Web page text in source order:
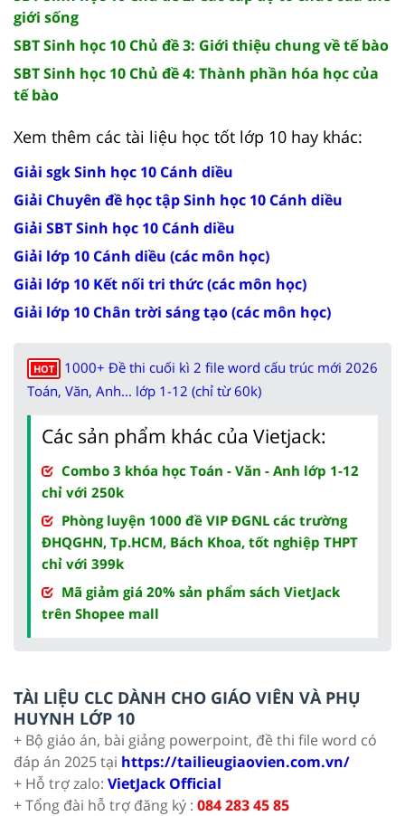
giới sống
SBT Sinh học 10 Chủ đề 3: Giới thiệu chung về tế bào
SBT Sinh học 10 Chủ đề 4: Thành phần hóa học của
tế bào
Xem thêm các tài liệu học tốt lớp 10 hay khác:
Giải sgk Sinh học 10 Cánh diều
Giải Chuyên đề học tập Sinh học 10 Cánh diều
Giải SBT Sinh học 10 Cánh diều
Giải lớp 10 Cánh diều (các môn học)
Giải lớp 10 Kết nối tri thức (các môn học)
Giải lớp 10 Chân trời sáng tạo (các môn học)
HOT
1000+ Đề thi cuối kì 2 file word cấu trúc mới 2026
Toán, Văn, Anh... lớp 1-12 (chỉ từ 60k)
Các sản phẩm khác của Vietjack:
Combo 3 khóa học Toán - Văn - Anh lớp 1-12
chỉ với 250k
Phòng luyện 1000 đề VIP ĐGNL các trường
ĐHQGHN, Tp.HCM, Bách Khoa, tốt nghiệp THPT
chỉ với 399k
Mã giảm giá 20% sản phẩm sách VietJack
trên Shopee mall
TÀI LIỆU CLC DÀNH CHO GIÁO VIÊN VÀ PHỤ
HUYNH LỚP 10
+ Bộ giáo án, bài giảng powerpoint, đề thi file word có
đáp án 2025 tại https://tailieugiaovien.com.vn/
+ Hỗ trợ zalo: VietJack Official
+ Tổng đài hỗ trợ đăng ký : 084 283 45 85